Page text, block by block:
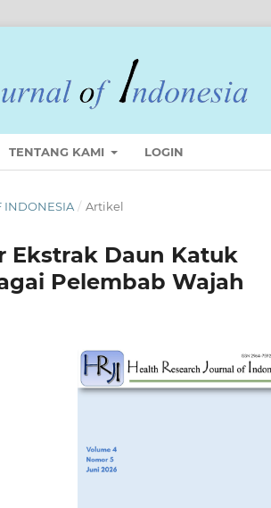
TENTANG KAMI LOGIN
INDONESIA / Artikel
Ekstrak Daun Katuk
Pelembab Wajah